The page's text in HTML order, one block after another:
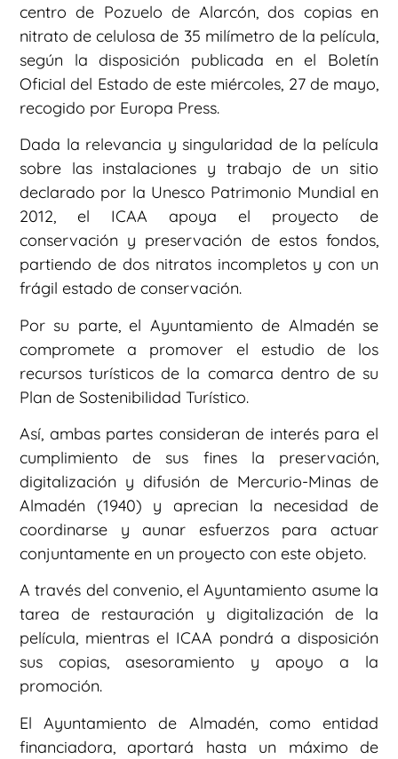
centro de Pozuelo de Alarcón, dos copias en
nitrato de celulosa de 35 milímetro de la película,
según la disposición publicada en el Boletín
Oficial del Estado de este miércoles, 27 de mayo,
recogido por Europa Press.
Dada la relevancia y singularidad de la película
sobre las instalaciones y trabajo de un sitio
declarado por la Unesco Patrimonio Mundial en
2012, el ICAA apoya el proyecto de
conservación y preservación de estos fondos,
partiendo de dos nitratos incompletos y con un
frágil estado de conservación.
Por su parte, el Ayuntamiento de Almadén se
compromete a promover el estudio de los
recursos turísticos de la comarca dentro de su
Plan de Sostenibilidad Turístico.
Así, ambas partes consideran de interés para el
cumplimiento de sus fines la preservación,
digitalización y difusión de Mercurio-Minas de
Almadén (1940) y aprecian la necesidad de
coordinarse y aunar esfuerzos para actuar
conjuntamente en un proyecto con este objeto.
A través del convenio, el Ayuntamiento asume la
tarea de restauración y digitalización de la
película, mientras el ICAA pondrá a disposición
sus copias, asesoramiento y apoyo a la
promoción.
El Ayuntamiento de Almadén, como entidad
financiadora, aportará hasta un máximo de